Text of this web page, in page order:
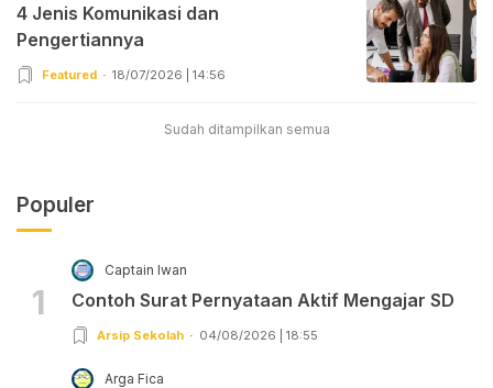
4 Jenis Komunikasi dan
Pengertiannya
Featured 18/07/2026 | 14:56
Sudah ditampilkan semua
Populer
1
Captain Iwan
Contoh Surat Pernyataan Aktif Mengajar SD
Arsip Sekolah 04/08/2026 | 18:55
Arga Fica